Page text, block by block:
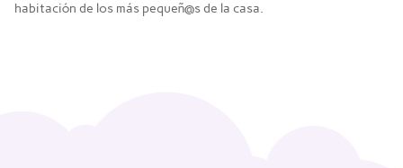
habitación de los más pequeñ@s de la casa.